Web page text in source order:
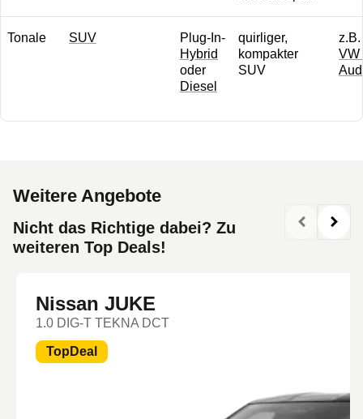
Tonale SUV
Plug-In-
Hybrid
oder
Diesel
quirliger,
kompakter
SUV
z.B.
VW
Weitere Angebote
Nicht das Richtige dabei? Zu
weiteren Top Deals!
Nissan JUKE
1.0 DIG-T TEKNA DCT
TopDeal